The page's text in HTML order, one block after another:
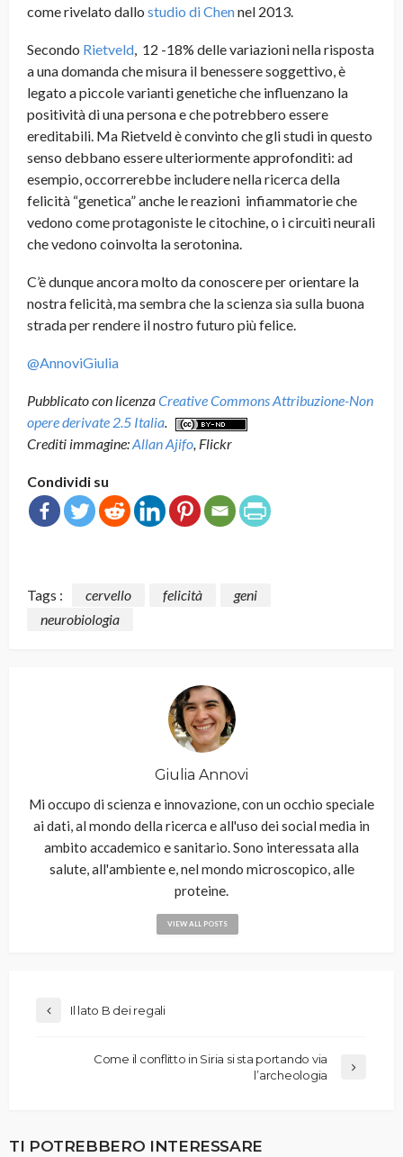
come rivelato dallo studio di Chennel 2013.
Secondo Rietveld, 12 -18% delle variazioni nella risposta
a una domanda che misura il benessere soggettivo, è
legato a piccole varianti genetiche che influenzano la
positività di una persona e che potrebbero essere
ereditabili. Ma Rietveld è convinto che gli studi in questo
senso debbano essere ulteriormente approfonditi: ad
esempio, occorrerebbe includere nella ricerca della
felicità “genetica” anche le reazioni infiammatorie che
vedono come protagoniste le citochine, o i circuiti neurali
che vedono coinvolta la serotonina.
C’è dunque ancora molto da conoscere per orientare la
nostra felicità, ma sembra che la scienza sia sulla buona
strada per rendere il nostro futuro più felice.
@AnnoviGiulia
Pubblicato con licenzaCreative Commons Attribuzione-Non
opere derivate 2.5 Italia.
Crediti immagine:Allan Ajifo, Flickr
Condividi su
Tags : cervello felicità
geni
neurobiologia
Giulia Annovi
Mi occupo di scienza e innovazione, con un occhio speciale
ai dati, al mondo della ricerca e all'uso dei social media in
ambito accademico e sanitario. Sono interessata alla
salute, all'ambiente e, nel mondo microscopico, alle
proteine.
VIEW ALL POSTS
Il lato B dei regali
Come il conflitto in Siria si sta portando via
l’archeologia
TI POTREBBERO INTERESSARE